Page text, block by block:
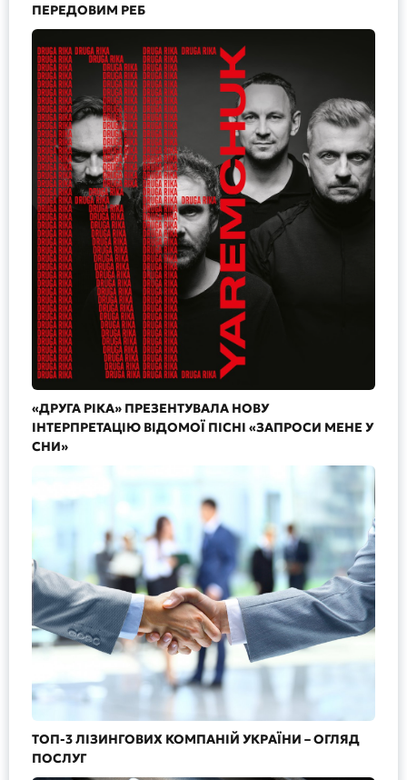
ПЕРЕДОВИМ РЕБ
«ДРУГА РІКА» ПРЕЗЕНТУВАЛА НОВУ
ІНТЕРПРЕТАЦІЮ ВІДОМОЇ ПІСНІ «ЗАПРОСИ МЕНЕ У
СНИ»
ТОП-3 ЛІЗИНГОВИХ КОМПАНІЙ УКРАЇНИ – ОГЛЯД
ПОСЛУГ